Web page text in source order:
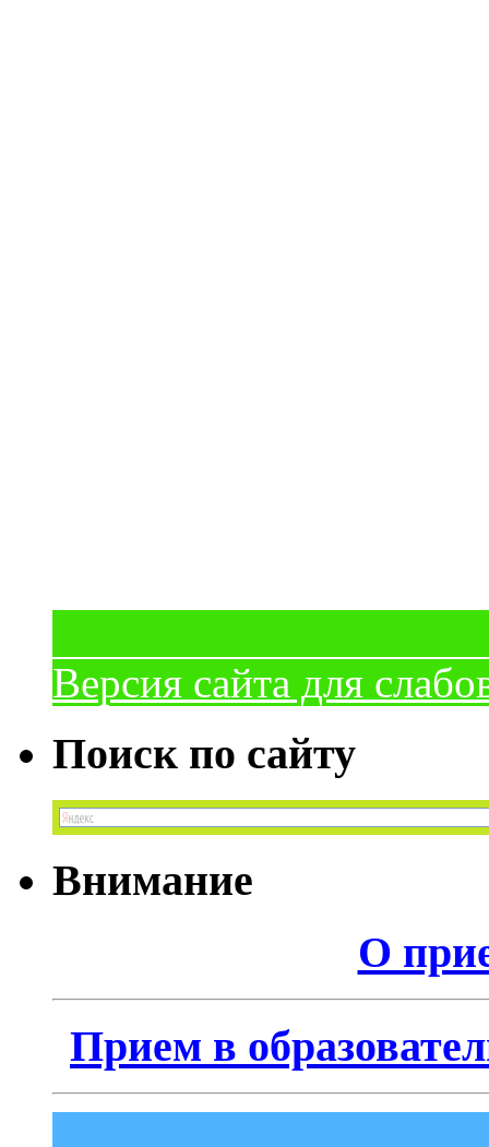
Версия сайта для
Поиск по сайту
Внимание
О
Прием в